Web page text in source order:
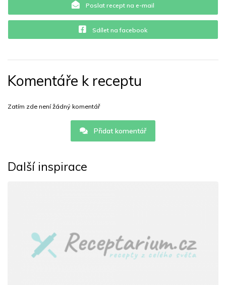
Poslat recept na e-mail
Sdílet na facebook
Komentáře k receptu
Zatím zde není žádný komentář
Přidat komentář
Další inspirace